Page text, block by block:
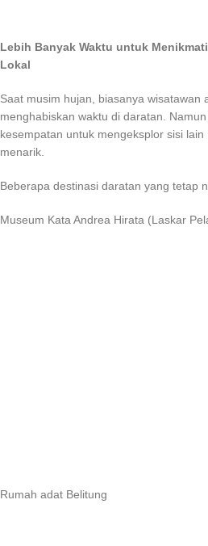
Lebih Banyak Waktu untuk
Lokal
Saat musim hujan, biasanya wisatawan
menghabiskan waktu di daratan.
kesempatan untuk mengeksplor sisi
menarik.
Beberapa destinasi daratan yang tetap
Museum Kata Andrea Hirata (Laskar
Rumah adat Belitung